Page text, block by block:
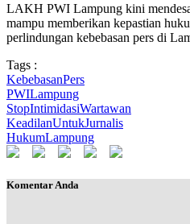
LAKH PWI Lampung kini
mampu memberikan kepastian
perlindungan kebebasan pers di
Tags :
KebebasanPers
PWILampung
StopIntimidasiWartawan
KeadilanUntukJurnalis
HukumLampung
Komentar Anda